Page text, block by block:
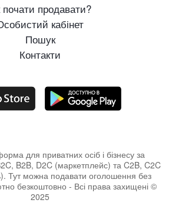
почати продавати?
кабінет
Пошук
Контакти
для приватних осіб і бізнесу за
B2B, D2C (маркетплейс) та C2B, C2C
Тут можна подавати оголошення без
безкоштовно - Всі права захищені ©
2025